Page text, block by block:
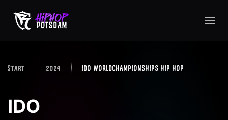
Skip to main content
Start 2024 IDO WORLDCHAMPIONSHIPS HIP HOP
IDO